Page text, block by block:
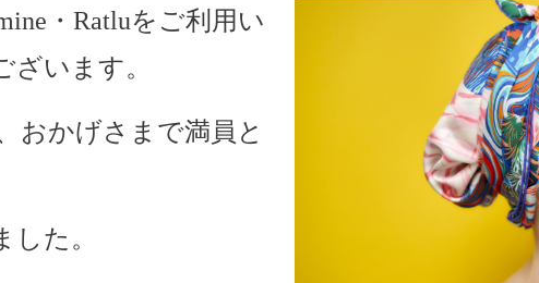
・Ratluをご利用い
います。
おかげさまで満員と
た。